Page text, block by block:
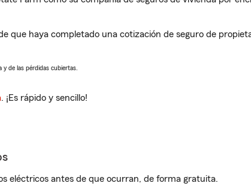
que haya completado una cotización de seguro de
y de las pérdidas cubiertas.
. ¡Es rápido y sencillo!
eléctricos antes de que ocurran, de forma gratuita.